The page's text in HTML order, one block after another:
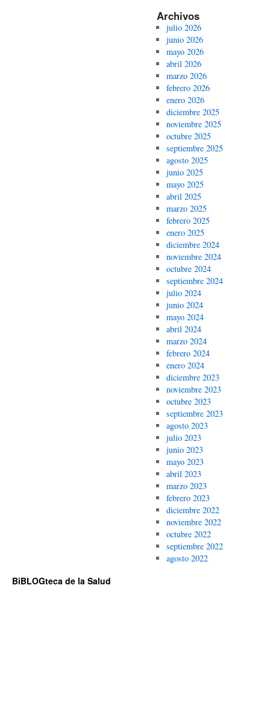
Archivos
julio 2026
junio 2026
mayo 2026
abril 2026
marzo 2026
febrero 2026
enero 2026
diciembre 2025
noviembre 2025
octubre 2025
septiembre 2025
agosto 2025
junio 2025
mayo 2025
abril 2025
marzo 2025
febrero 2025
enero 2025
diciembre 2024
noviembre 2024
octubre 2024
septiembre 2024
julio 2024
junio 2024
mayo 2024
abril 2024
marzo 2024
febrero 2024
enero 2024
diciembre 2023
noviembre 2023
octubre 2023
septiembre 2023
agosto 2023
julio 2023
junio 2023
mayo 2023
abril 2023
marzo 2023
febrero 2023
diciembre 2022
noviembre 2022
octubre 2022
septiembre 2022
agosto 2022
BiBLOGteca de la Salud